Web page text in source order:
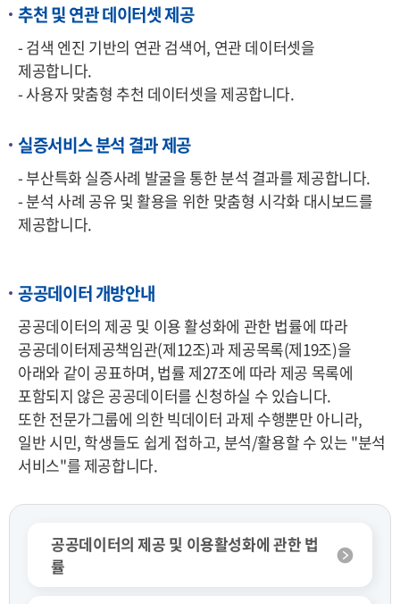
추천 및 연관 데이터셋 제공
- 검색 엔진 기반의 연관 검색어, 연관 데이터셋을
제공합니다.
- 사용자 맞춤형 추천 데이터셋을 제공합니다.
실증서비스 분석 결과 제공
- 부산특화 실증사례 발굴을 통한 분석 결과를 제공합니다.
- 분석 사례 공유 및 활용을 위한 맞춤형 시각화 대시보드를
제공합니다.
공공데이터 개방안내
공공데이터의 제공 및 이용 활성화에 관한 법률에 따라
공공데이터제공책임관(제12조)과 제공목록(제19조)을
아래와 같이 공표하며, 법률 제27조에 따라 제공 목록에
포함되지 않은 공공데이터를 신청하실 수 있습니다.
또한 전문가그룹에 의한 빅데이터 과제 수행뿐만 아니라,
일반 시민, 학생들도 쉽게 접하고, 분석/활용할 수 있는 "분석
서비스"를 제공합니다.
공공데이터의 제공 및 이용활성화에 관한 법
률